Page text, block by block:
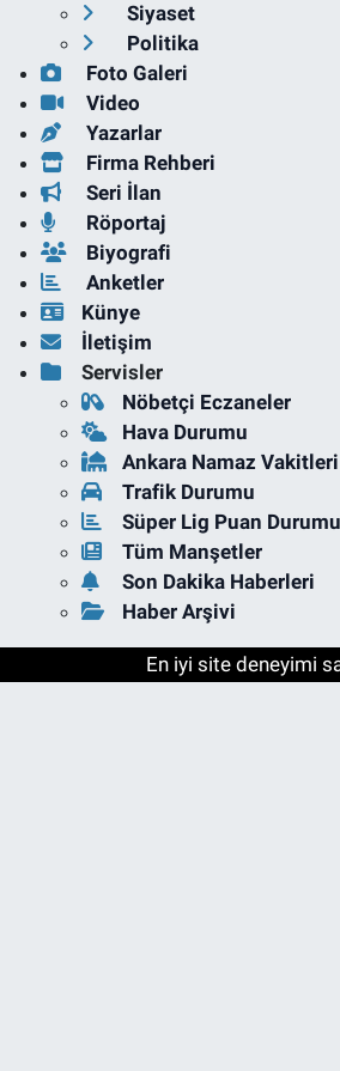
Siyaset
Politika
Foto Galeri
Video
Yazarlar
Firma Rehberi
Seri İlan
Röportaj
Biyografi
Anketler
Künye
İletişim
Servisler
Nöbetçi Eczaneler
Hava Durumu
Ankara Namaz Vakitleri
Trafik Durumu
Süper Lig Puan
Tüm Manşetler
Son Dakika Haberleri
Haber Arşivi
En iyi site deneyimi